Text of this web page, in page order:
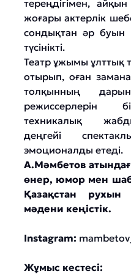
тереңдігімен,
жоғары актерлік
сондықтан әр буын
түсінікті.
Театр ұжымы ұлттық
отырып, оған
толқынның
режиссерлерін
техникалық
деңгейі
эмоционалды етеді.
А.Мәмбетов
өнер, юмор мен
Қазақстан рухын
мәдени кеңістік.
Instagram:
Жұмыс кестесі: